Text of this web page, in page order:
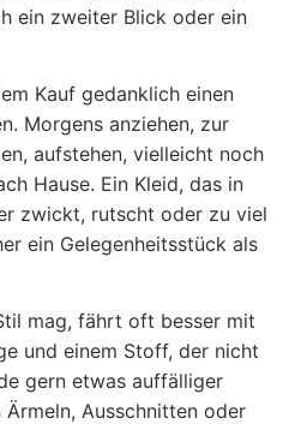
ein zweiter Blick oder ein
Kauf gedanklich einen
Morgens anziehen, zur
aufstehen, vielleicht noch
Hause. Ein Kleid, das in
zwickt, rutscht oder zu viel
ein Gelegenheitsstück als
mag, fährt oft besser mit
und einem Stoff, der nicht
gern etwas auffälliger
Ausschnitten oder